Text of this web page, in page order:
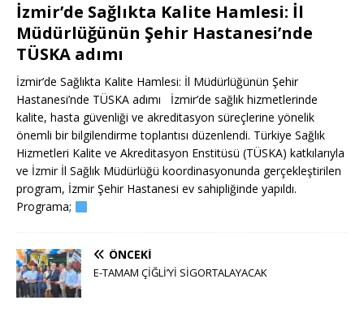
İzmir’de Sağlıkta Kalite Hamlesi: İl
Müdürlüğünün Şehir Hastanesi’nde
TÜSKA adımı
İzmir’de Sağlıkta Kalite Hamlesi: İl Müdürlüğünün Şehir
Hastanesi’nde TÜSKA adımı İzmir’de sağlık hizmetlerinde
kalite, hasta güvenliği ve akreditasyon süreçlerine yönelik
önemli bir bilgilendirme toplantısı düzenlendi. Türkiye Sağlık
Hizmetleri Kalite ve Akreditasyon Enstitüsü (TÜSKA) katkılarıyla
ve İzmir İl Sağlık Müdürlüğü koordinasyonunda gerçekleştirilen
program, İzmir Şehir Hastanesi ev sahipliğinde yapıldı.
Programa;
ÖNCEKI
E-TAMAM ÇİĞLİ’Yİ SİGORTALAYACAK